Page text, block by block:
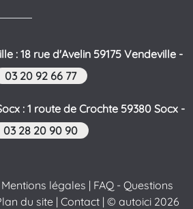
: 18 rue d'Avelin 59175 Vendeville -
03 20 92 66 77
: 1 route de Crochte 59380 Socx -
03 28 20 90 90
Mentions légales | FAQ - Questions
du site| Contact| © autoici 2026